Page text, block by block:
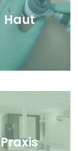
Haut
Praxis